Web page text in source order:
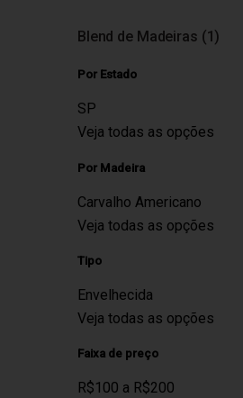
Blend de Madeiras (1)
Por Estado
SP
Veja todas as opções
Por Madeira
Carvalho Americano
Veja todas as opções
Tipo
Envelhecida
Veja todas as opções
Faixa de preço
R$100 a R$200